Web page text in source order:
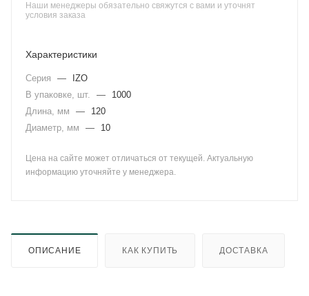
Наши менеджеры обязательно свяжутся с вами и уточнят
условия заказа
Характеристики
Серия —
IZO
В упаковке, шт.
—
1000
Длина, мм
—
120
Диаметр, мм
— 10
Цена на сайте может отличаться от текущей. Актуальную
информацию уточняйте у менеджера.
ОПИСАНИЕ КАК КУПИТЬ ДОСТАВКА